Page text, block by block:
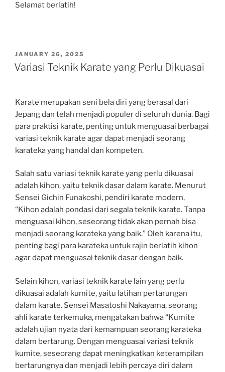
Selamat berlatih!
POSTED
ON
JANUARY 26, 2025
Variasi Teknik Karate yang Perlu Dikuasai
Karate merupakan seni bela diri yang berasal dari
Jepang dan telah menjadi populer di seluruh dunia. Bagi
para praktisi karate, penting untuk menguasai berbagai
variasi teknik karate agar dapat menjadi seorang
karateka yang handal dan kompeten.
Salah satu variasi teknik karate yang perlu dikuasai
adalah kihon, yaitu teknik dasar dalam karate. Menurut
Sensei Gichin Funakoshi, pendiri karate modern,
“Kihon adalah pondasi dari segala teknik karate. Tanpa
menguasai kihon, seseorang tidak akan pernah bisa
menjadi seorang karateka yang baik.” Oleh karena itu,
penting bagi para karateka untuk rajin berlatih kihon
agar dapat menguasai teknik dasar dengan baik.
Selain kihon, variasi teknik karate lain yang perlu
dikuasai adalah kumite, yaitu latihan pertarungan
dalam karate. Sensei Masatoshi Nakayama, seorang
ahli karate terkemuka, mengatakan bahwa “Kumite
adalah ujian nyata dari kemampuan seorang karateka
dalam bertarung. Dengan menguasai variasi teknik
kumite, seseorang dapat meningkatkan keterampilan
bertarungnya dan menjadi lebih percaya diri dalam